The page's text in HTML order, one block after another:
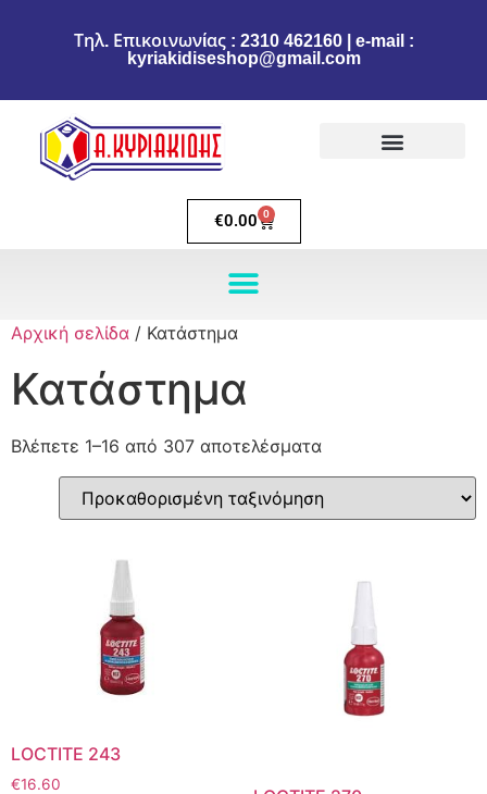
Τηλ. Επικοινωνίας : 2310 462160 | e-mail :
kyriakidiseshop@gmail.com
€0.00 0
Αρχική σελίδα / Κατάστημα
Κατάστημα
Βλέπετε 1–16 από 307 αποτελέσματα
LOCTITE 243
€16.60